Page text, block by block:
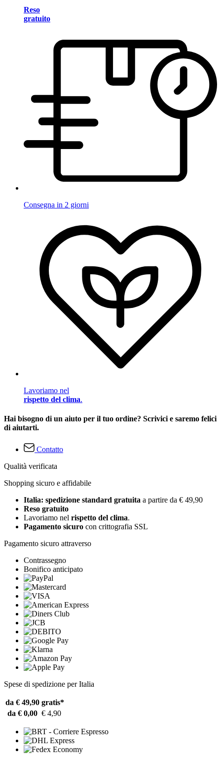
Reso
gratuito
Consegna in 2 giorni
Lavoriamo nel
rispetto del clima.
Hai bisogno di un aiuto per il tuo ordine? Scrivici e saremo felici
di aiutarti.
Contatto
Qualità verificata
Shopping sicuro e affidabile
Italia: spedizione standard gratuita a partire da € 49,90
Reso gratuito
Lavoriamo nel rispetto del clima.
Pagamento sicuro con crittografia SSL
Pagamento sicuro attraverso
Contrassegno
Bonifico anticipato
Spese di spedizione per Italia
da € 49,90 gratis*
da € 0,00 € 4,90